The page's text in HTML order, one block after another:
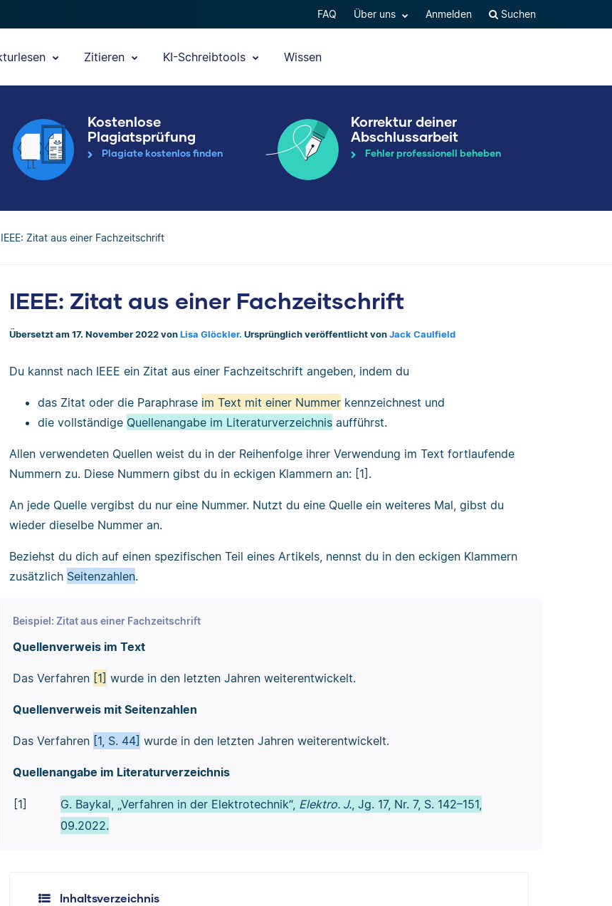
FAQ Über uns Anmelden Suchen
Zitieren KI-Schreibtools Wissen
Kostenlose
Plagiatsprüfung
Plagiate kostenlos finden
Korrektur deiner
Abschlussarbeit
Fehler professionell beheben
IEEE: Zitat aus einer Fachzeitschrift
IEEE: Zitat aus einer Fachzeitschrift
Übersetzt am 17. November 2022 von Lisa Glöckler. Ursprünglich veröffentlicht von Jack Caulfield
Du kannst nach IEEE ein Zitat aus einer Fachzeitschrift angeben, indem du
das Zitat oder die Paraphrase im Text mit einer Nummer kennzeichnest und
die vollständige Quellenangabe im Literaturverzeichnis aufführst.
Allen verwendeten Quellen weist du in der Reihenfolge ihrer Verwendung im Text fortlaufende
Nummern zu. Diese Nummern gibst du in eckigen Klammern an: [1].
An jede Quelle vergibst du nur eine Nummer. Nutzt du eine Quelle ein weiteres Mal, gibst du
wieder dieselbe Nummer an.
Beziehst du dich auf einen spezifischen Teil eines Artikels, nennst du in den eckigen Klammern
zusätzlich Seitenzahlen.
Beispiel: Zitat aus einer Fachzeitschrift
Quellenverweis im Text
Das Verfahren [1] wurde in den letzten Jahren weiterentwickelt.
Quellenverweis mit Seitenzahlen
Das Verfahren [1, S. 44] wurde in den letzten Jahren weiterentwickelt.
Quellenangabe im Literaturverzeichnis
[1] G. Baykal, „Verfahren in der Elektrotechnik“, Elektro. J., Jg. 17, Nr. 7, S. 142–151,
09.2022.
Inhaltsverzeichnis